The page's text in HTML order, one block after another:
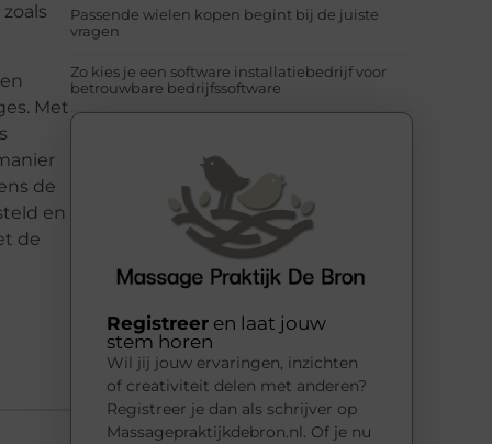
Met
de
en
de
Passende wielen kopen begint bij de juiste
vragen
Zo kies je een software installatiebedrijf voor
betrouwbare bedrijfssoftware
Registreer en laat jouw
stem horen
Wil jij jouw ervaringen, inzichten
of creativiteit delen met anderen?
Registreer je dan als schrijver op
Massagepraktijkdebron.nl. Of je nu